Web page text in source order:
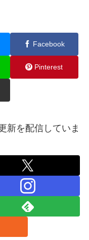
Facebook
Pinterest
新を配信していま